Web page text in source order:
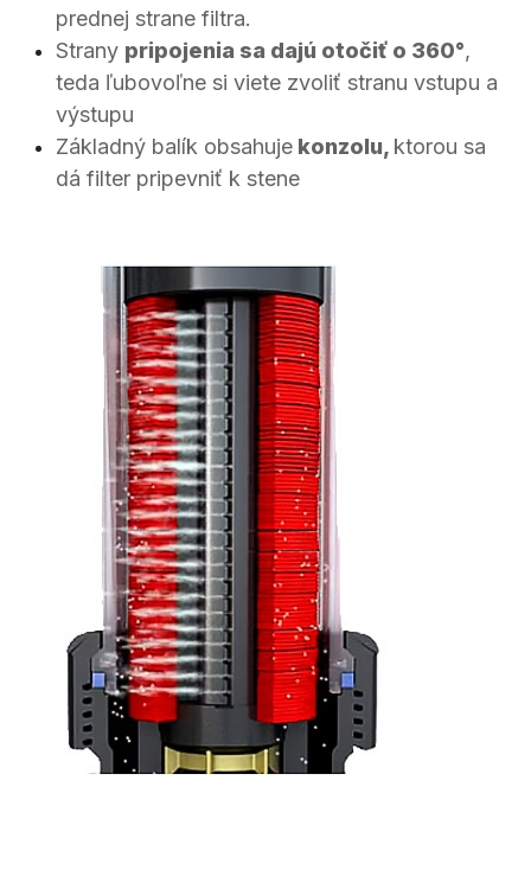
prednej strane filtra.
Strany pripojenia sa dajú otočiť o 360°,
teda ľubovoľne si viete zvoliť stranu vstupu a
výstupu
Základný balík obsahuje ​konzolu, ktorou sa
dá filter pripevniť k stene